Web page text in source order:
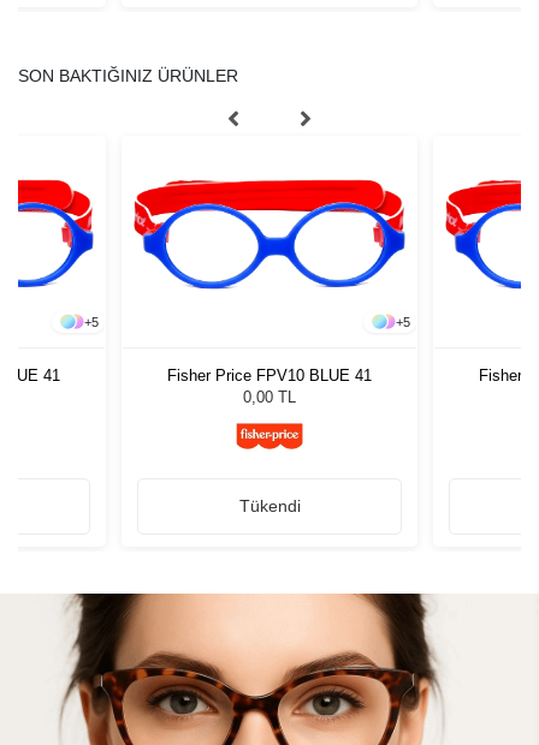
SON BAKTIĞINIZ ÜRÜNLER
+5
41
+5
Fisher Price FPV10 BLUE 41
0,00 TL
Tükendi
Fisher